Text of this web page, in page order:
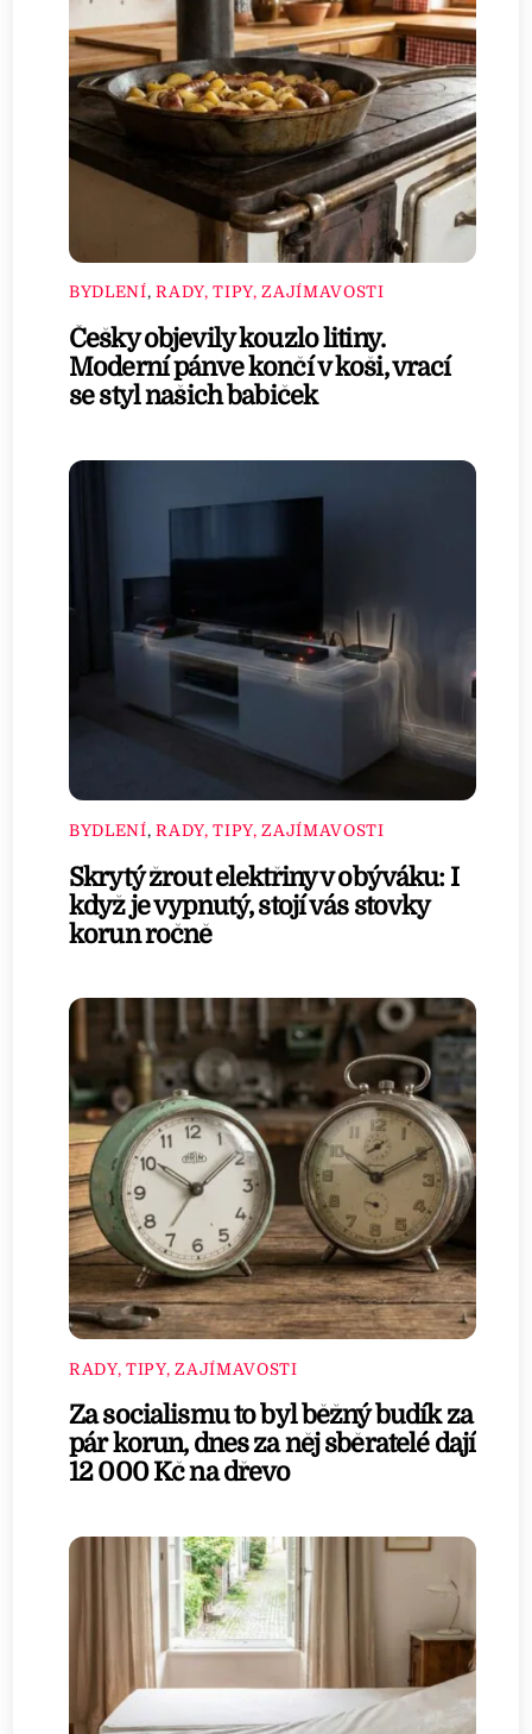
BYDLENÍ,RADY, TIPY, ZAJÍMAVOSTI
Češky objevily kouzlo litiny.
Moderní pánve končí v koši, vrací
se styl našich babiček
BYDLENÍ,RADY, TIPY, ZAJÍMAVOSTI
Skrytý žrout elektřiny v obýváku: I
když je vypnutý, stojí vás stovky
korun ročně
RADY, TIPY, ZAJÍMAVOSTI
Za socialismu to byl běžný budík za
pár korun, dnes za něj sběratelé dají
12 000 Kč na dřevo